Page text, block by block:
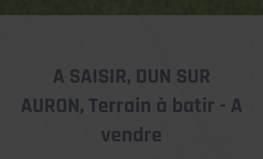
A SAISIR, DUN SUR
AURON, Terrain à batir - A
vendre